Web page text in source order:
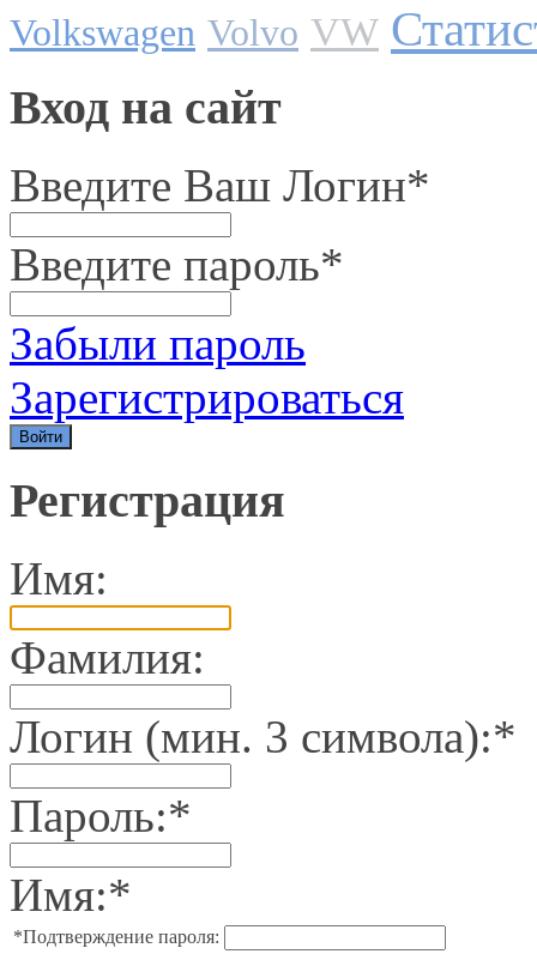
Volkswagen Volvo VW
Вход на сайт
Введите Ваш Логин*
Введите пароль*
Забыли пароль
Зарегистрироваться
Регистрация
Имя:
Фамилия:
Логин (мин. 3 символа):*
Пароль:*
Имя:*
*Подтверждение пароля: